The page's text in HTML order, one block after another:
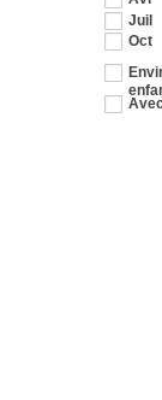
Juil
Oct